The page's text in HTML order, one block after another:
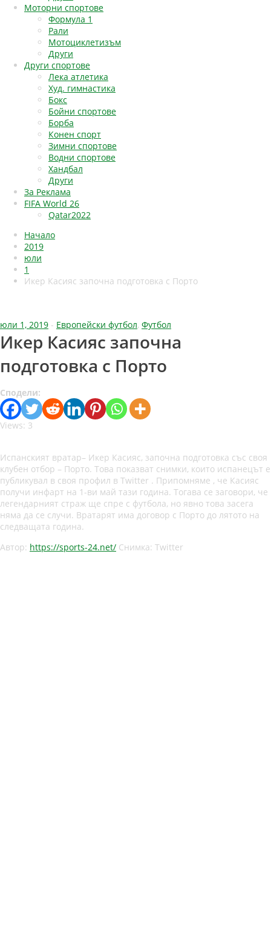
Моторни спортове
Формула 1
Рали
Мотоциклетизъм
Други
Други спортове
Лека атлетика
Худ. гимнастика
Бокс
Бойни спортове
Борба
Конен спорт
Зимни спортове
Водни спортове
Хандбал
Други
За Реклама
FIFA World 26
Qatar2022
Начало
2019
юли
1
Икер Касияс започна подготовка с Порто
юли 1, 2019 - Европейски футбол, Футбол
Икер Касияс започна
подготовка с Порто
Сподели:
Views: 3
Испанският вратар– Икер Касияс, започна подготовка със своя
клубен отбор – Порто. Това показват снимки, които испанецът е
публикувал в своя профил в Twitter . Припомняме , че Касияс
получи инфарт на 1-ви май тази година. Тогава се заговори, че
легендарният страж ще спре с футбола, но явно това засега
няма да се случи. Вратарят има договор с Порто до лятото на
следващата година.
Автор: https://sports-24.net/ Снимка: Twitter